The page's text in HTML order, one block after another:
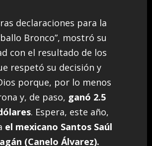
declaraciones para la
Bronco”, mostró su
con el resultado de los
respetó su decisión y
porque, por lo menos
y, de paso, ganó 2.5
. Espera, este año,
el mexicano Santos Saúl
(Canelo Álvarez).